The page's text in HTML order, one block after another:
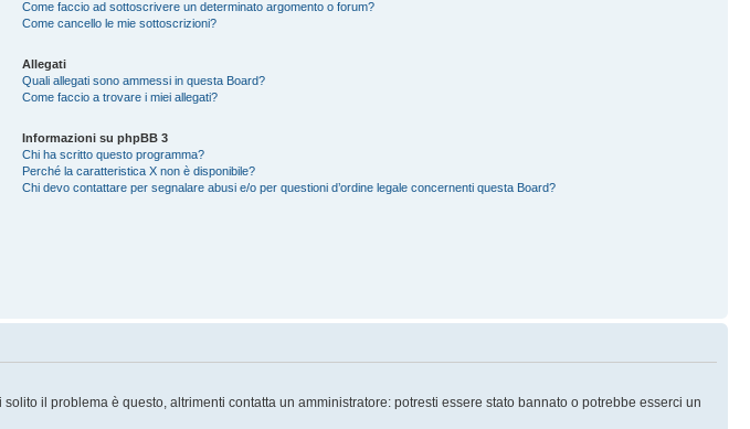
Come faccio ad sottoscrivere un determinato argomento o forum?
Come cancello le mie sottoscrizioni?
Allegati
Quali allegati sono ammessi in questa Board?
Come faccio a trovare i miei allegati?
Informazioni su phpBB 3
Chi ha scritto questo programma?
Perché la caratteristica X non è disponibile?
Chi devo contattare per segnalare abusi e/o per questioni d’ordine legale concernenti questa Board?
il problema è questo, altrimenti contatta un amministratore: potresti essere stato bannato o potrebbe esserci un